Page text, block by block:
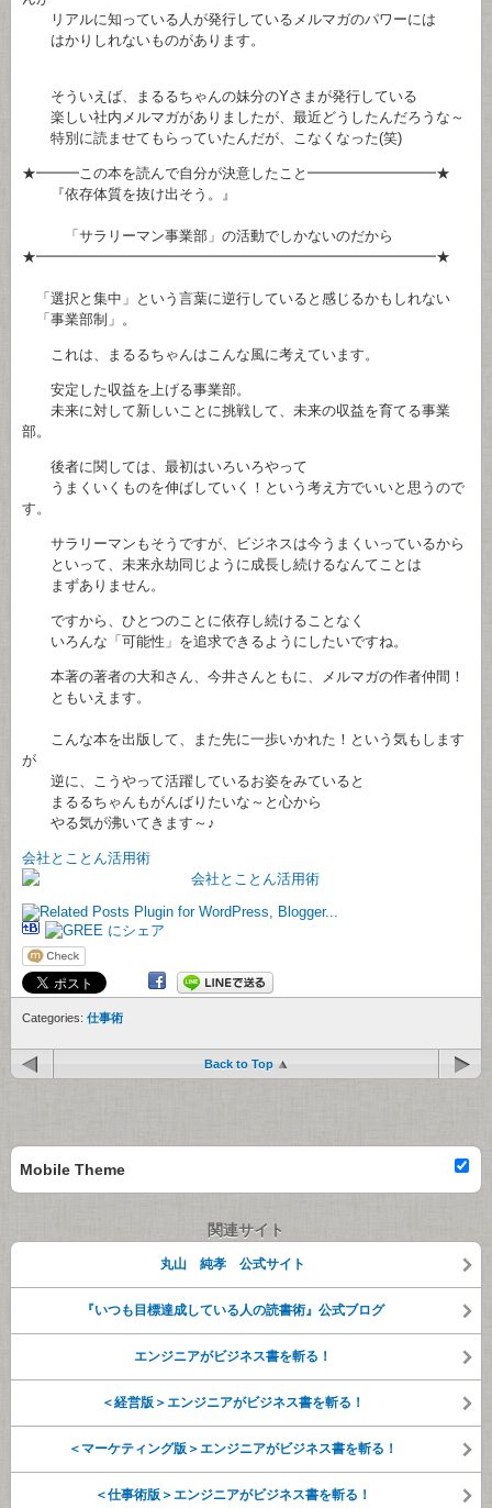
リアルに知っている人が発行しているメルマガのパワーには
はかりしれないものがあります。
そういえば、まるるちゃんの妹分のYさまが発行している
楽しい社内メルマガがありましたが、最近どうしたんだろうな～
特別に読ませてもらっていたんだが、こなくなった(笑)
★━━━この本を読んで自分が決意したこと━━━━━━━━━★
『依存体質を抜け出そう。』
「サラリーマン事業部」の活動でしかないのだから
★━━━━━━━━━━━━━━━━━━━━━━━━━━━━★
「選択と集中」という言葉に逆行していると感じるかもしれない
「事業部制」。
これは、まるるちゃんはこんな風に考えています。
安定した収益を上げる事業部。
未来に対して新しいことに挑戦して、未来の収益を育てる事業
部。
後者に関しては、最初はいろいろやって
うまくいくものを伸ばしていく！という考え方でいいと思うので
す。
サラリーマンもそうですが、ビジネスは今うまくいっているから
といって、未来永劫同じように成長し続けるなんてことは
まずありません。
ですから、ひとつのことに依存し続けることなく
いろんな「可能性」を追求できるようにしたいですね。
本著の著者の大和さん、今井さんともに、メルマガの作者仲間！
ともいえます。
こんな本を出版して、また先に一歩いかれた！という気もします
が
逆に、こうやって活躍しているお姿をみていると
まるるちゃんもがんばりたいな～と心から
やる気が沸いてきます～♪
会社とことん活用術
Categories: 仕事術
Back to Top
Mobile Theme
関連サイト
丸山 純孝 公式サイト
『いつも目標達成している人の読書術』公式ブログ
エンジニアがビジネス書を斬る！
＜経営版＞エンジニアがビジネス書を斬る！
＜マーケティング版＞エンジニアがビジネス書を斬る！
＜仕事術版＞エンジニアがビジネス書を斬る！